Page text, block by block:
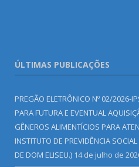
ÚLTIMAS PUBLICAÇÕES
PREGÃO ELETRÔNICO Nº 02/2026-
PARA FUTURA E EVENTUAL
GÊNEROS ALIMENTÍCIOS PARA
INSTITUTO DE PREVIDÊNCIA
DE DOM ELISEU.) 14 de julho de